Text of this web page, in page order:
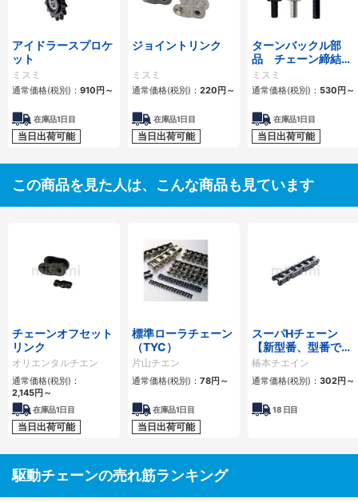
アイドラースプロケ
ット
ミスミ
通常価格(税別)： 910円～
在庫品1日目
当日出荷可能
ジョイントリンク
ミスミ
通常価格(税別)： 220円～
在庫品1日目
当日出荷可能
ターンバックル部
品 チェーン締結
用 スタンダードタ
イプ・ロングタイプ
ミスミ
通常価格(税別)： 530円～
在庫品1日目
当日出荷可能
この商品を見た人は、こんな商品も見ています
チェーンオフセット
リンク
オリエンタルチエン
通常価格(税別)：
2,145円～
在庫品1日目
当日出荷可能
標準ローラチェーン
（TYC）
片山チエン
通常価格(税別)： 78円～
在庫品1日目
当日出荷可能
スーパHチェーン
【新型番、型番でリ
ンク数指定】
椿本チエイン
通常価格(税別)： 302円～
18 日目
駆動チェーンの売れ筋ランキング